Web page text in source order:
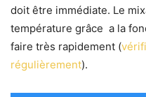
doit être immédiate. Le
température grâce a la
faire très rapidement (
régulièrement).